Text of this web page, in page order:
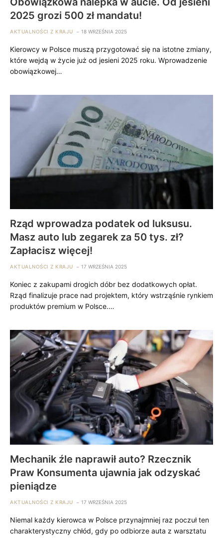
2025 grozi 500 zł mandatu!
AKTUALNOŚCI Z KRAJU 18 WRZEŚNIA 2025
Kierowcy w Polsce muszą przygotować się na istotne zmiany,
które wejdą w życie już od jesieni 2025 roku. Wprowadzenie
obowiązkowej…
Rząd wprowadza podatek od luksusu.
Masz auto lub zegarek za 50 tys. zł?
Zapłacisz więcej!
AKTUALNOŚCI Z KRAJU 17 WRZEŚNIA 2025
Koniec z zakupami drogich dóbr bez dodatkowych opłat.
Rząd finalizuje prace nad projektem, który wstrząśnie rynkiem
produktów premium w Polsce.…
Mechanik źle naprawił auto? Rzecznik
Praw Konsumenta ujawnia jak odzyskać
pieniądze
AKTUALNOŚCI Z KRAJU 17 WRZEŚNIA 2025
Niemal każdy kierowca w Polsce przynajmniej raz poczuł ten
charakterystyczny chłód, gdy po odbiorze auta z warsztatu